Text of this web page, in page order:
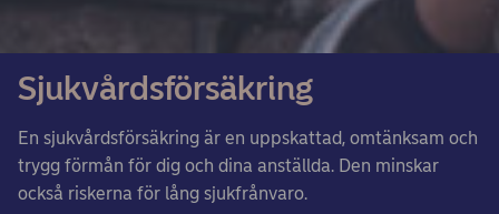
Sjukvårdsförsäkring
En sjukvårdsförsäkring är en uppskattad, omtänksam och
trygg förmån för dig och dina anställda. Den minskar
också riskerna för lång sjukfrånvaro.